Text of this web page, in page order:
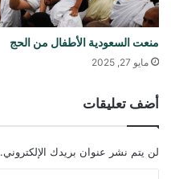
منعت السعودية الأطفال من الحج
مايو 27, 2025
أضف تعليقات
لن يتم نشر عنوان بريدك الإلكتروني.